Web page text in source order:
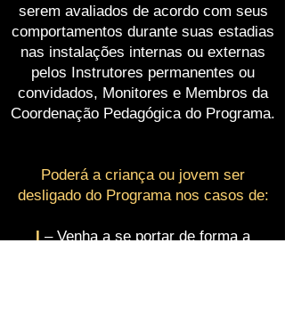
serem avaliados de acordo com seus
comportamentos durante suas estadias
nas instalações internas ou externas
pelos Instrutores permanentes ou
convidados, Monitores e Membros da
Coordenação Pedagógica do Programa.
Poderá a criança ou jovem ser
desligado do Programa nos casos de:
I–Venha a se portar de forma a